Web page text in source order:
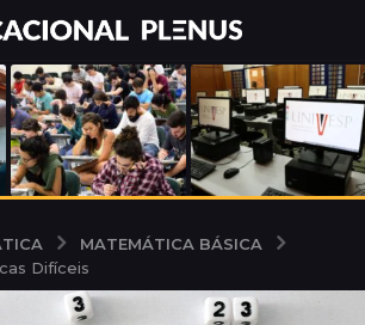
MATEMÁTICA BÁSICA
Difíceis